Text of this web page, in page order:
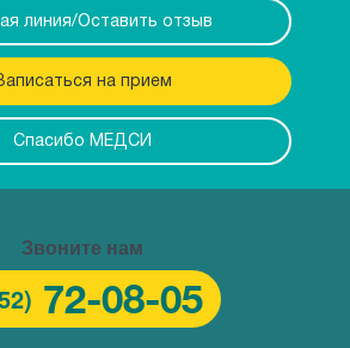
линия/Оставить отзыв
на прием
Спасибо МЕДСИ
Звоните нам
72-08-05